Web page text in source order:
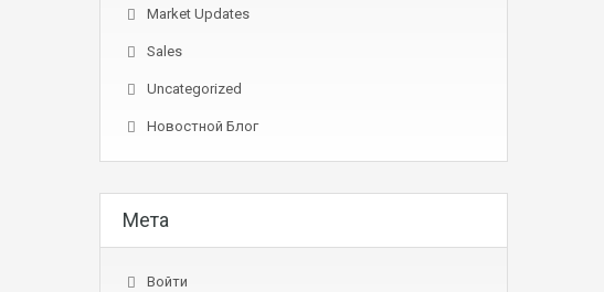
Market Updates
Sales
Uncategorized
Новостной Блог
Мета
Войти